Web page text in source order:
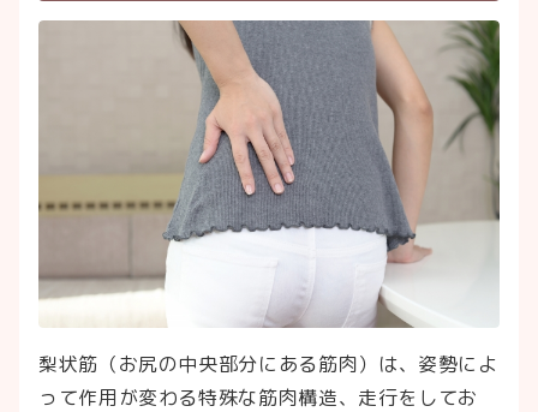
梨状筋（お尻の中央部分にある筋肉）は、姿勢によ
って作用が変わる特殊な筋肉構造、走行をしてお